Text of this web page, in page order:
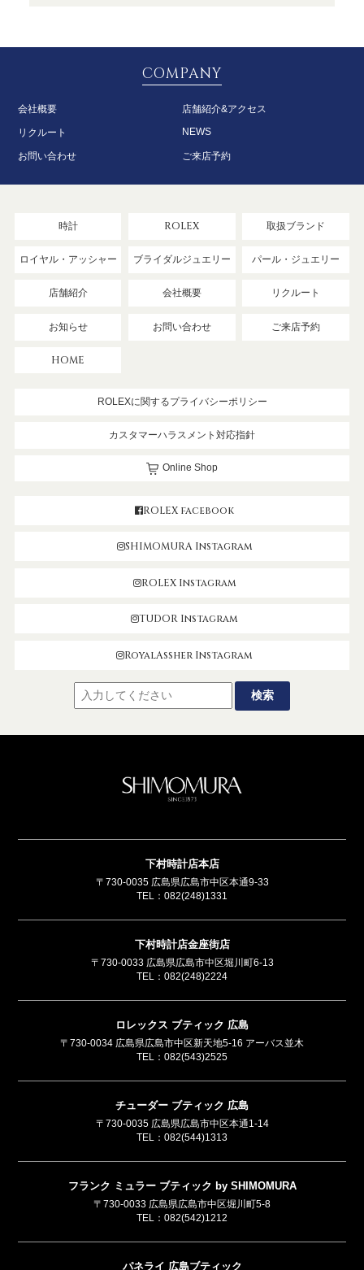
COMPANY
会社概要 店舗紹介&アクセス
リクルート NEWS
お問い合わせ ご来店予約
時計 ROLEX 取扱ブランド
ロイヤル・アッシャー ブライダルジュエリー パール・ジュエリー
店舗紹介 会社概要 リクルート
お知らせ お問い合わせ ご来店予約
HOME
ROLEXに関するプライバシーポリシー
カスタマーハラスメント対応指針
Online Shop
ROLEX facebook
SHIMOMURA Instagram
ROLEX Instagram
TUDOR Instagram
RoyalAssher Instagram
下村時計店本店
〒730-0035 広島県広島市中区本通9-33
TEL： 082(248)1331
下村時計店金座街店
〒730-0033 広島県広島市中区堀川町6-13
TEL： 082(248)2224
ロレックス ブティック 広島
〒730-0034 広島県広島市中区新天地5-16 アーバス並木
TEL： 082(543)2525
チューダー ブティック 広島
〒730-0035 広島県広島市中区本通1-14
TEL： 082(544)1313
フランク ミュラー ブティック by SHIMOMURA
〒730-0033 広島県広島市中区堀川町5-8
TEL： 082(542)1212
パネライ 広島ブティック